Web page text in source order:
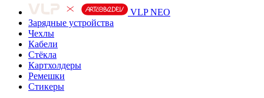
VLP NEO
Зарядные устройства
Чехлы
Кабели
Cтёкла
Картхолдеры
Ремешки
Стикеры